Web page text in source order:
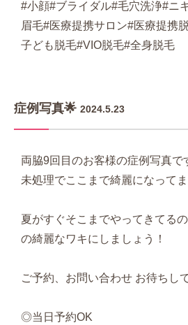
#小顔#ブライダル#毛穴洗浄#ニ
眉毛#医療提携サロン#医療提携
子ども脱毛#VIO脱毛#全身脱毛
症例写真🌟 2024.5.23
両脇9回目のお客様の症例写真で
未処理でここまで綺麗になってま
夏がすぐそこまでやってきてる
の綺麗なワキにしましょう！
ご予約、お問い合わせ お待ちし
◎当日予約OK